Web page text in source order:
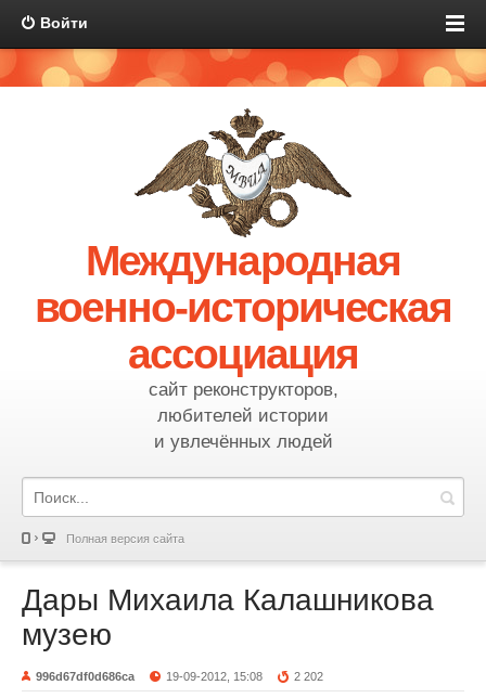
Войти
Международная
военно-историческая
ассоциация
сайт реконструкторов,
любителей истории
и увлечённых людей
Полная версия сайта
Дары Михаила Калашникова
музею
996d67df0d686ca 19-09-2012, 15:08 2 202